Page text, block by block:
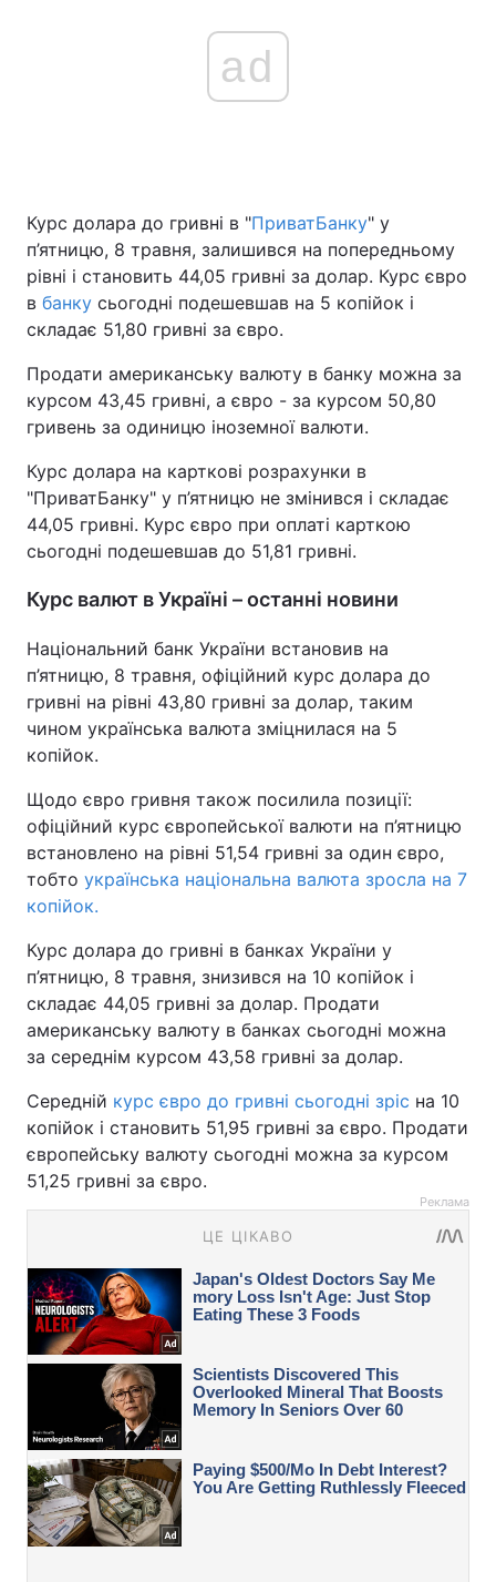
ad
Курс долара до гривні в "ПриватБанку" у
п’ятницю, 8 травня, залишився на попередньому
рівні і становить 44,05 гривні за долар. Курс євро
в банку сьогодні подешевшав на 5 копійок і
складає 51,80 гривні за євро.
Продати американську валюту в банку можна за
курсом 43,45 гривні, а євро - за курсом 50,80
гривень за одиницю іноземної валюти.
Курс долара на карткові розрахунки в
"ПриватБанку" у п’ятницю не змінився і складає
44,05 гривні. Курс євро при оплаті карткою
сьогодні подешевшав до 51,81 гривні.
Курс валют в Україні – останні новини
Національний банк України встановив на
п’ятницю, 8 травня, офіційний курс долара до
гривні на рівні 43,80 гривні за долар, таким
чином українська валюта зміцнилася на 5
копійок.
Щодо євро гривня також посилила позиції:
офіційний курс європейської валюти на п’ятницю
встановлено на рівні 51,54 гривні за один євро,
тобто українська національна валюта зросла на 7
копійок.
Курс долара до гривні в банках України у
п’ятницю, 8 травня, знизився на 10 копійок і
складає 44,05 гривні за долар. Продати
американську валюту в банках сьогодні можна
за середнім курсом 43,58 гривні за долар.
Середній курс євро до гривні сьогодні зріс на 10
копійок і становить 51,95 гривні за євро. Продати
європейську валюту сьогодні можна за курсом
51,25 гривні за євро.
Реклама